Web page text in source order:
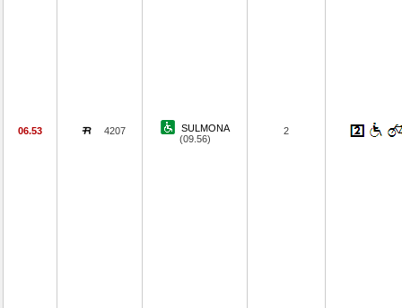
06.53 4207
SULMONA
(09.56)
2